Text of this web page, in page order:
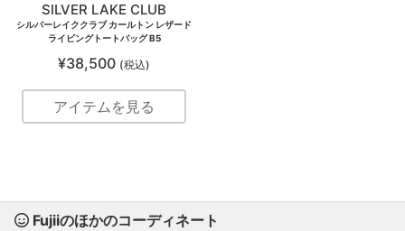
SILVER LAKE CLUB
シルバーレイククラブ カールトン レザード
ライビングトートバッグ B5
¥38,500 (税込)
アイテムを見る
Fujiiのほかのコーディネート